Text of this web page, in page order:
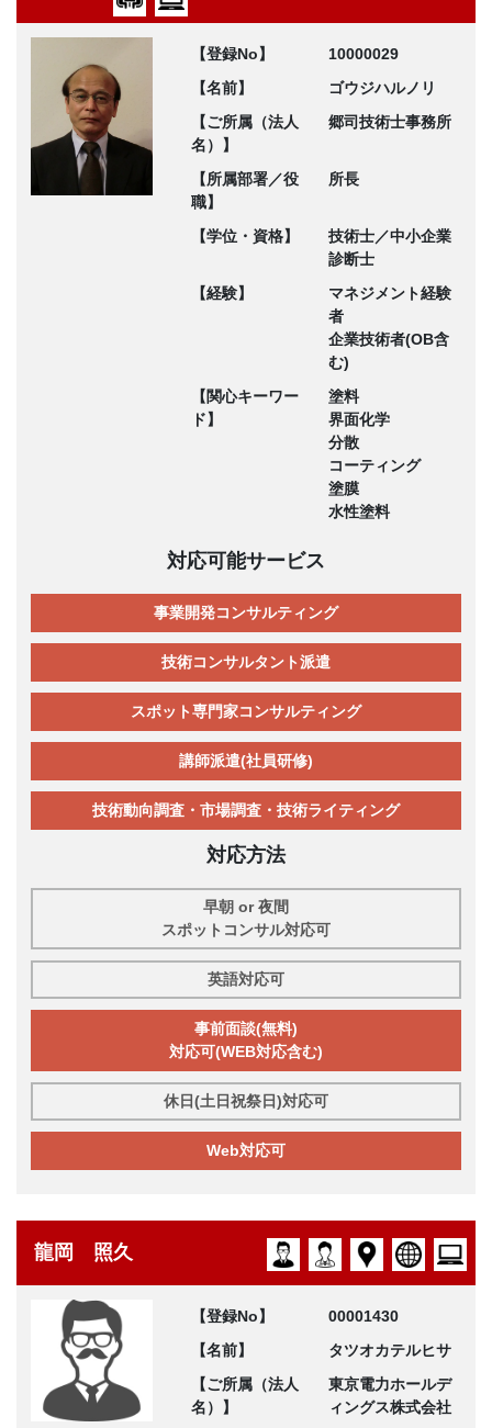
【登録No】
10000029
【名前】
ゴウジハルノリ
【ご所属（法人
名）】
郷司技術士事務所
【所属部署／役
職】
所長
【学位・資格】
技術士／中小企業
診断士
【経験】
マネジメント経験
者
企業技術者(OB含
む)
【関心キーワー
ド】
塗料
界面化学
分散
コーティング
塗膜
水性塗料
対応可能サービス
事業開発コンサルティング
技術コンサルタント派遣
スポット専門家コンサルティング
講師派遣(社員研修)
技術動向調査・市場調査・技術ライティング
対応方法
早朝 or 夜間
スポットコンサル対応可
英語対応可
事前面談(無料)
対応可(WEB対応含む)
休日(土日祝祭日)対応可
Web対応可
龍岡 照久
【登録No】
00001430
【名前】
タツオカテルヒサ
【ご所属（法人
名）】
東京電力ホールデ
ィングス株式会社